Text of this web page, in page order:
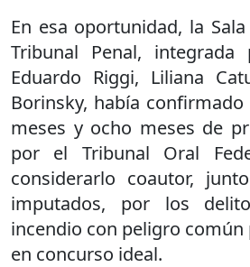
En esa oportunidad, la
Tribunal Penal,
Eduardo Riggi, Liliana
Borinsky, había
meses y ocho meses de
por el Tribunal Oral
considerarlo coautor,
imputados, por los
incendio con peligro común
en concurso ideal.